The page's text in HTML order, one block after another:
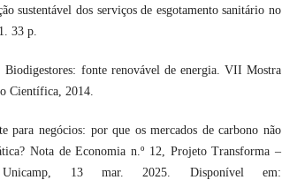
sustentável dos serviços de esgotamento sanitário no
33 p.
fonte renovável de energia. VII Mostra
Científica, 2014.
para negócios: por que os mercados de carbono não
Nota de Economia n.º 12, Projeto Transforma –
13 mar. 2025. Disponível em: